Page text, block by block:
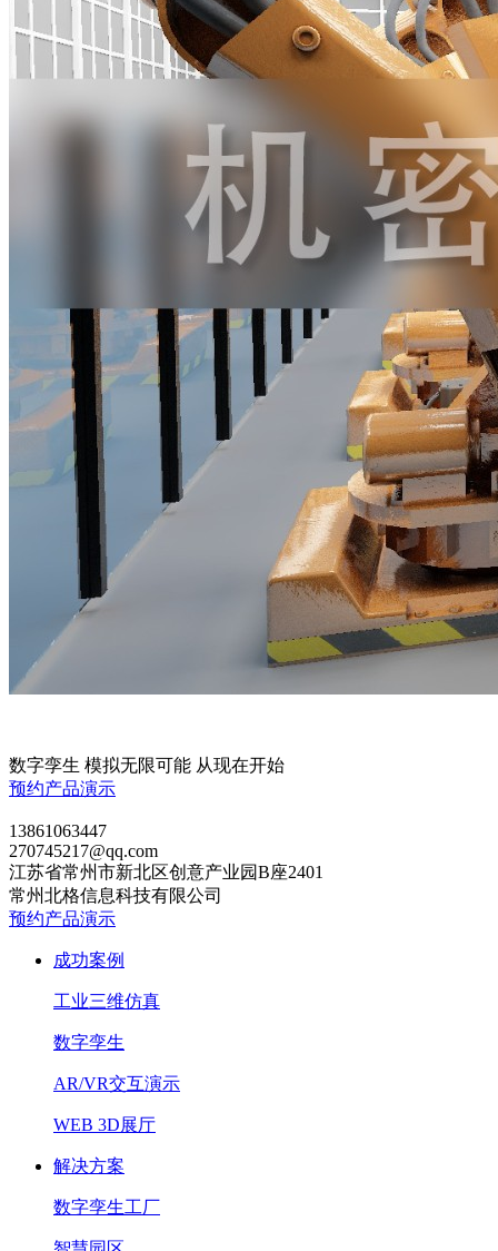
数字孪生 模拟无限可能 从现在开始
预约产品演示
13861063447
270745217@qq.com
江苏省常州市新北区创意产业园B座2401
常州北格信息科技有限公司
预约产品演示
成功案例
工业三维仿真
数字孪生
AR/VR交互演示
WEB 3D展厅
解决方案
数字孪生工厂